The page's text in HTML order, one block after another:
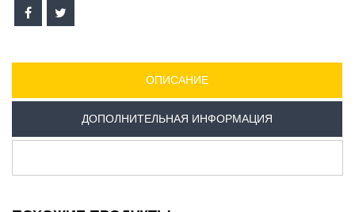
ОПИСАНИЕ
ДОПОЛНИТЕЛЬНАЯ ИНФОРМАЦИЯ